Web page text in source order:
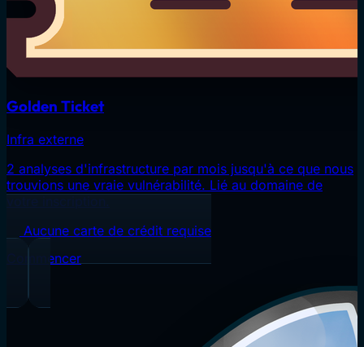
Golden Ticket
Infra externe
2 analyses d'infrastructure par mois jusqu'à ce que nous
trouvions une vraie vulnérabilité. Lié au domaine de
Aucune carte de crédit requise
Commencer